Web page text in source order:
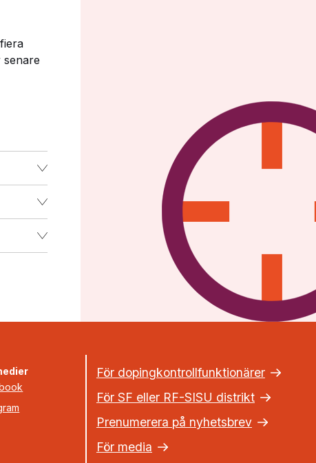
För dopingkontrollfunktionärer
För SF eller RF-SISU distrikt
Prenumerera på nyhetsbrev
För media